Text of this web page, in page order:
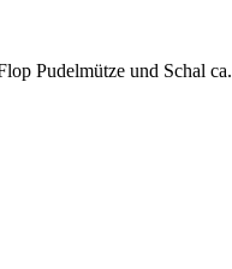
Pudelmütze und Schal